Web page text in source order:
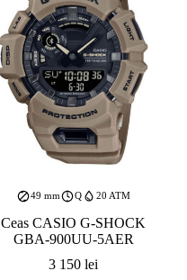
49 mm Q 20 ATM
Ceas CASIO G-SHOCK
GBA-900UU-5AER
3 150lei